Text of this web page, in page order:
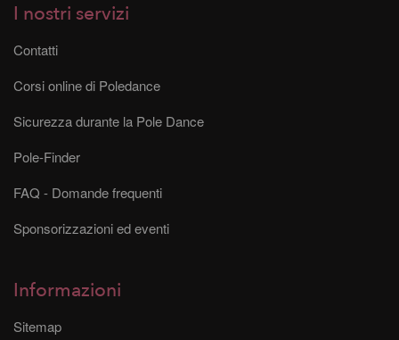
I nostri servizi
Contatti
Corsi online di Poledance
Sicurezza durante la Pole Dance
Pole-Finder
FAQ - Domande frequenti
Sponsorizzazioni ed eventi
Informazioni
Sitemap